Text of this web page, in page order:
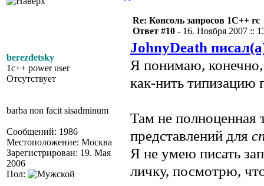
berezdetsky
1c++ power user
Отсутствует
barba non facit sisadminum
Сообщений: 1986
Местоположение: Москва
Зарегистрирован: 19. Мая
2006
Пол:
Re: Консоль запросов 1С++ rc
Ответ #10 - 16. Ноября 2007 ::
JohnyDeath
Я понимаю,
как-нить типизацию
Там не полноценная
представлений для
Я не умею писать
личку, посмотрю,